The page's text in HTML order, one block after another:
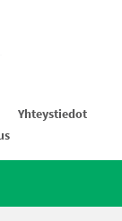
Yhteystiedot